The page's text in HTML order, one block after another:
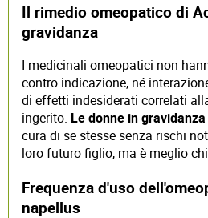
Il rimedio omeopatico di
gravidanza
I medicinali omeopatici non
contro indicazione, né
di effetti indesiderati correlati
ingerito. Le donne in gravidanza
cura di se stesse senza rischi
loro futuro figlio, ma è meglio
Frequenza d'uso
napellus